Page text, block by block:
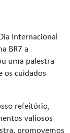
Internacional
BR7 a
uma palestra
os cuidados
refeitório,
valiosos
promovemos